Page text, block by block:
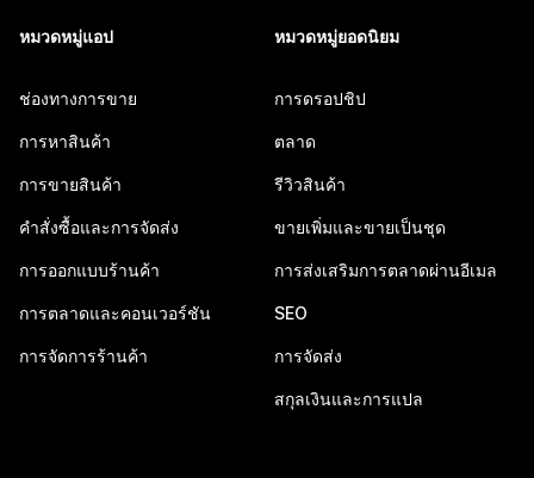
หมวดหมู่แอป
ช่องทางการขาย
การหาสินค้า
การขายสินค้า
คำสั่งซื้อและการจัดส่ง
การออกแบบร้านค้า
การตลาดและคอนเวอร์ชัน
การจัดการร้านค้า
หมวดหมู่ยอดนิยม
การดรอปชิป
ตลาด
รีวิวสินค้า
ขายเพิ่มและขายเป็นชุด
การส่งเสริมการตลาดผ่านอีเมล
SEO
การจัดส่ง
สกุลเงินและการแปล